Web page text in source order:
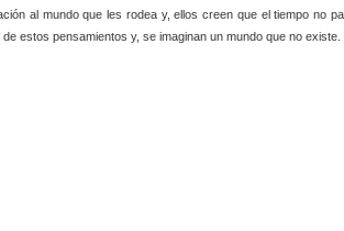
al mundo que les rodea y, ellos creen que el tiempo no
de estos pensamientos y, se imaginan un mundo que no existe.